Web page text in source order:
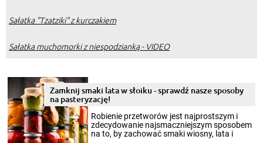
Sałatka "Tzatziki" z kurczakiem
Sałatka muchomorki z niespodzianką - VIDEO
Zamknij smaki lata w słoiku - sprawdź nasze sposoby
na pasteryzację!
Robienie przetworów jest najprostszym i
zdecydowanie najsmaczniejszym sposobem
na to, by zachować smaki wiosny, lata i